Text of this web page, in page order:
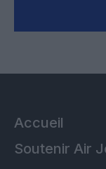
Accueil
Soutenir Air